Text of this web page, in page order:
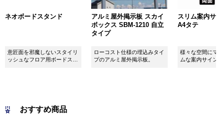
ネオボードスタンド
意匠面を邪魔しないスタイリ
ッシュなフロア用ボードスタ
アルミ屋外掲示板 スカイ
ボックス SBM-1210 自立
タイプ
ローコスト仕様の埋込みタイ
プのアルミ屋外掲示板。
スリム案内サ
A4タテ
様々な空間にマ
ムな案内サイン
おすすめ商品